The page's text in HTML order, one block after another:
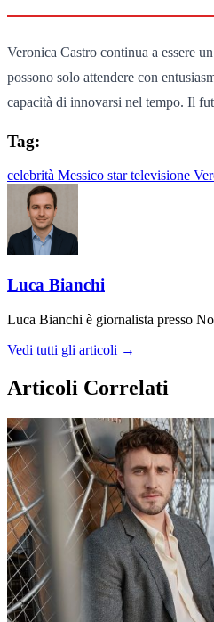
Veronica Castro continua a essere
possono solo attendere con
capacità di innovarsi nel tempo. Il
Tag:
celebrità Messico startelevisione
Luca Bianchi
Luca Bianchi è giornalista presso
Vedi tutti gli articoli →
Articoli Correlati